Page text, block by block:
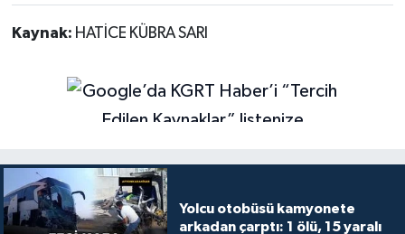
Kaynak: HATİCE KÜBRA SARI
Yolcu otobüsü kamyonete
arkadan çarptı: 1 ölü, 15 yaralı